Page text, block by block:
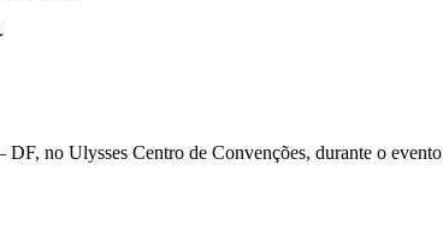
DF, no Ulysses Centro de Convenções, durante o evento